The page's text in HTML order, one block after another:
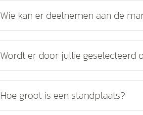
Wie kan er deelnemen aan de
Wordt er door jullie geselecteerd
Hoe groot is een standplaats?